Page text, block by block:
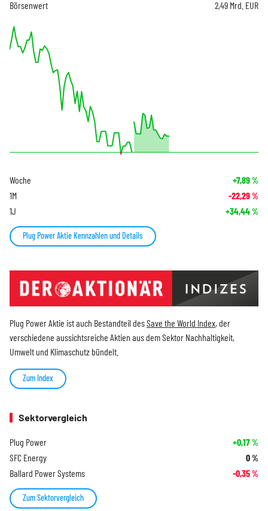
Börsenwert 2,49 Mrd. EUR
Woche +7,89%
1M -22,29%
1J +34,44%
Plug Power Aktie Kennzahlen und Details
Plug Power Aktie ist auch Bestandteil desSave the World Index, der
verschiedene aussichtsreiche Aktien aus dem Sektor Nachhaltigkeit,
Umwelt und Klimaschutz bündelt.
Zum Index
Sektorvergleich
Plug Power +0,17%
SFC Energy 0%
Ballard Power Systems -0,35%
Zum Sektorvergleich